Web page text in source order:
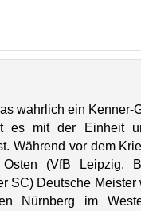
wahrlich ein Kenner-
es mit der Einheit
Während vor dem
(VfB Leipzig,
SC) Deutsche Meister
Nürnberg im